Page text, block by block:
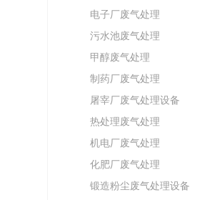
电子厂废气处理
污水池废气处理
甲醇废气处理
制药厂废气处理
屠宰厂废气处理设备
热处理废气处理
机电厂废气处理
化肥厂废气处理
锻造粉尘废气处理设备